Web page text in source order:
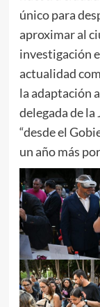
único para
aproximar al
investigación
actualidad
la adaptación
delegada de
“desde el
un año más